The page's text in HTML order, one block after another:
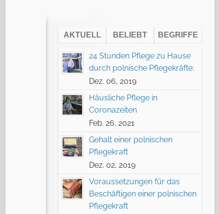
AKTUELL BELIEBT BEGRIFFE
24 Stunden Pflege zu Hause
durch polnische Pflegekräfte:
Dez. 06, 2019
Häusliche Pflege in
Coronazeiten
Feb. 26, 2021
Gehalt einer polnischen
Pflegekraft
Dez. 02, 2019
Voraussetzungen für das
Beschäftigen einer polnischen
Pflegekraft